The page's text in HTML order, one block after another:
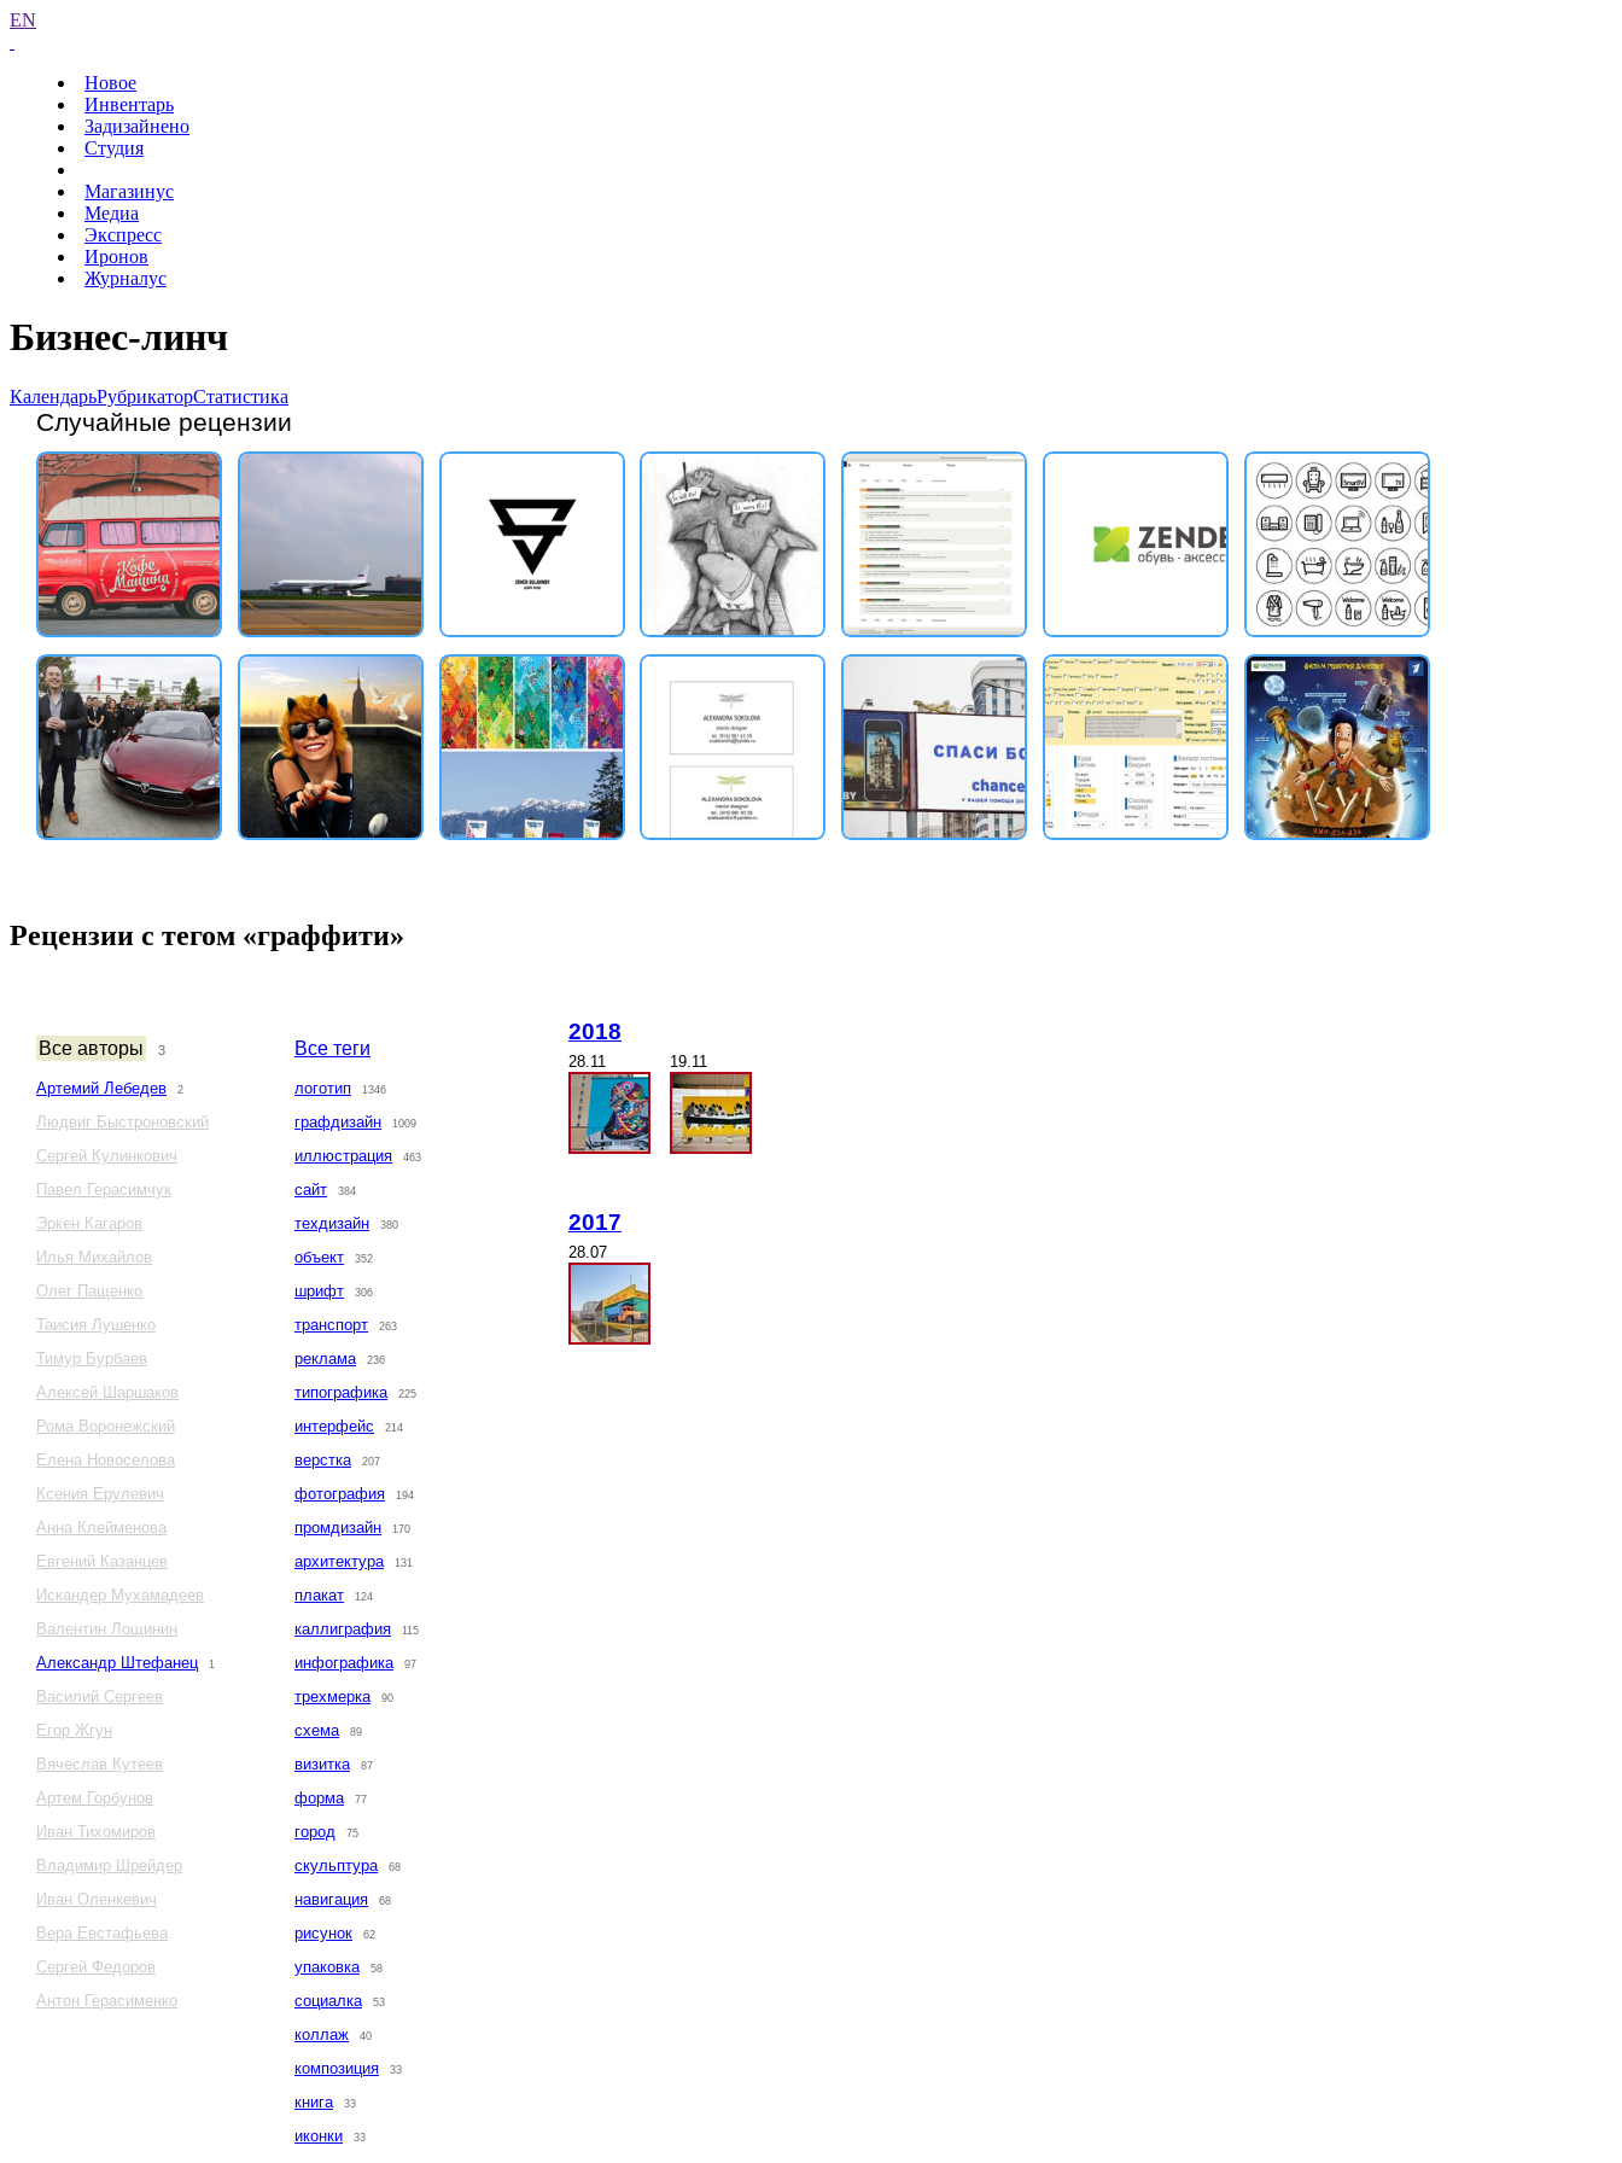
EN
Новое
Инвентарь
Задизайнено
Студия
Магазинус
Медиа
Экспресс
Иронов
Журналус
Бизнес-линч
КалендарьРубрикаторСтатистика
Случайные рецензии
Рецензии с тегом «граффити»
Все авторы 3
Артемий Лебедев 2
Людвиг Быстроновский
Сергей Кулинкович
Павел Герасимчук
Эркен Кагаров
Илья Михайлов
Олег Пащенко
Таисия Лушенко
Тимур Бурбаев
Алексей Шаршаков
Рома Воронежский
Елена Новоселова
Ксения Ерулевич
Анна Клейменова
Евгений Казанцев
Искандер Мухамадеев
Валентин Лощинин
Александр Штефанец
1
Василий Сергеев
Егор Жгун
Вячеслав Кутеев
Артем Горбунов
Иван Тихомиров
Владимир Шрейдер
Иван Оленкевич
Вера Евстафьева
Сергей Федоров
Антон Герасименко
Все теги
логотип 1346
графдизайн 1009
иллюстрация 463
сайт 384
техдизайн 380
объект 352
шрифт 306
транспорт 263
реклама 236
типографика 225
интерфейс 214
верстка 207
фотография 194
промдизайн 170
архитектура 131
плакат 124
каллиграфия 115
инфографика 97
трехмерка 90
схема 89
визитка 87
форма 77
город 75
скульптура 68
навигация 68
рисунок 62
упаковка 58
социалка 53
коллаж 40
композиция 33
книга 33
иконки 33
2018
28.11 19.11
2017
28.07